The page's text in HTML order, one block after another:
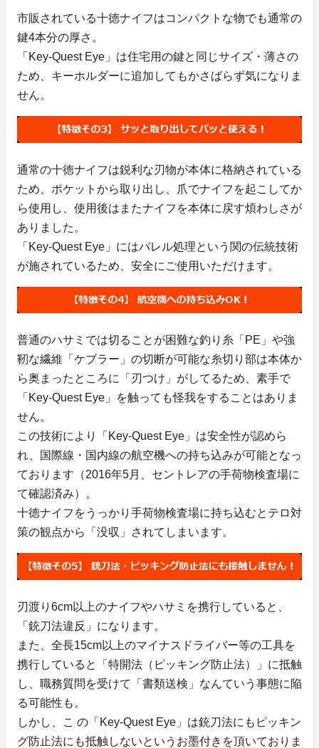
市販されている十徳ナイフはコンパクトな物でも通常の
鍵4本分の厚さ。
「Key-Quest Eye」は住宅用の鍵と同じサイズ・薄さの
ため、キーホルダーに追加してもかさばらず気になりま
せん。
通常の十徳ナイフは鋭利な刃物が本体に格納されている
ため、ポケットから取り出し、爪でナイフを起こしてか
ら使用し、使用後はまたナイフを本体に戻す煩わしさが
ありました。
「Key-Quest Eye」にはバレル処理という関の伝統技術
が施されているため、安全にご使用いただけます。
普通のハサミでは切ることが困難な釣り糸「PE」や強
靭な繊維「ケブラー」の切断が可能な糸切り部は本体か
ら奥まったところに「刃つけ」がしてるため、素手で
「Key-Quest Eye」を触っても怪我をすることはありま
せん。
この技術により「Key-Quest Eye」は安全性が認めら
れ、国際線・国内線の航空機への持ち込みが可能となっ
ております（2016年5月、セントレアの手荷物検査場に
て確認済み）。
十徳ナイフをうっかり手荷物検査場に持ち込むとテロ対
策の観点から「没収」されてしまいます。
刃渡り6cm以上のナイフやハサミを携行していると、
「銃刀法違反」になります。
また、全長15cm以上のマイナスドライバー等の工具を
携行していると「特開法（ピッキング防止法）」に抵触
し、職務質問を受けて「書類送検」なんていう事態に陥
る可能性も。
しかし、こ の「Key-Quest Eye」は銃刀法にもピッキン
グ防止法にも抵触しないというお墨付きを頂いておりま